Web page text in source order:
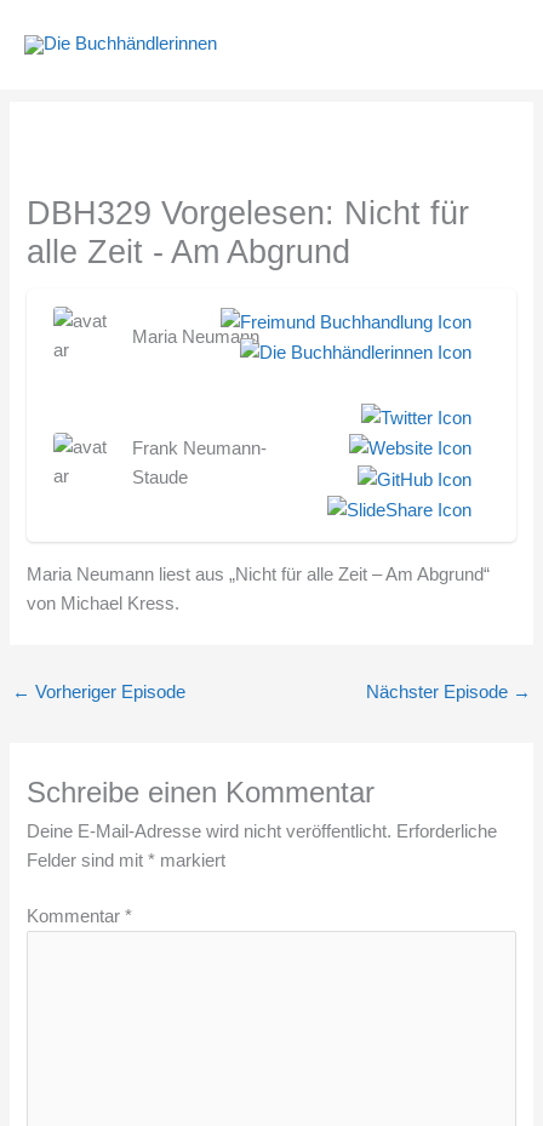
Inhalt
DBH329 Vorgelesen: Nicht für
alle Zeit - Am Abgrund
Maria Neumann
Frank Neumann-
Staude
Maria Neumann liest aus „Nicht für alle Zeit – Am Abgrund“
von Michael Kress.
← Vorheriger Episode Nächster Episode →
Schreibe einen Kommentar
Deine E-Mail-Adresse wird nicht veröffentlicht. Erforderliche
Felder sind mit* markiert
Kommentar*